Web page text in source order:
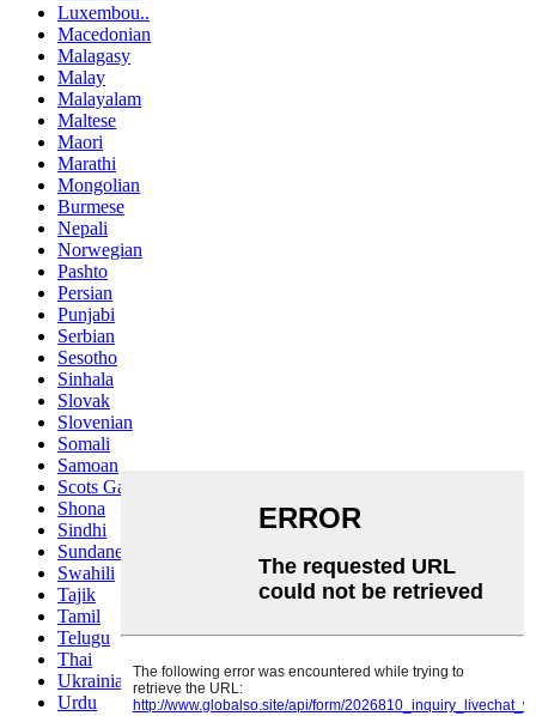
Luxembou..
Macedonian
Malagasy
Malay
Malayalam
Maltese
Maori
Marathi
Mongolian
Burmese
Nepali
Norwegian
Pashto
Persian
Punjabi
Serbian
Sesotho
Sinhala
Slovak
Slovenian
Somali
Samoan
Scots Gaelic
Shona
Sindhi
Sundanese
Swahili
Tajik
Tamil
Telugu
Thai
Ukrainian
Urdu